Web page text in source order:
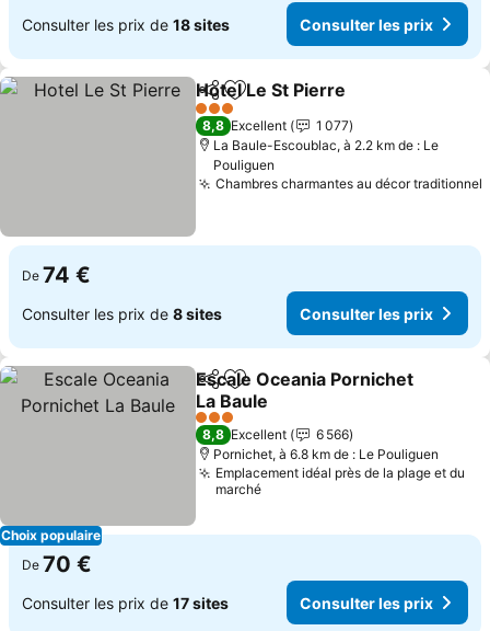
Consulter les prix de 18 sites Consulter les prix
PartagerAjouter à mes favoris
Hotel Le St Pierre
3 Étoiles
8,8 Excellent
1 077
La Baule-Escoublac, à 2.2 km de : Le
Pouliguen
Chambres charmantes au décor traditionnel
De 74 €
Consulter les prix de 8 sites Consulter les prix
Choix populaire
PartagerAjouter à mes favoris
Escale Oceania Pornichet
La Baule
3 Étoiles
8,8 Excellent
6 566
Pornichet, à 6.8 km de : Le Pouliguen
Emplacement idéal près de la plage et du
marché
De 70 €
Consulter les prix de 17 sites Consulter les prix